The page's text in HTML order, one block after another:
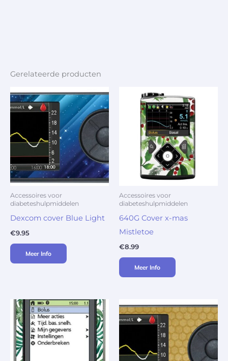
Gerelateerde producten
Accessoires voor
diabeteshulpmiddelen
Dexcom cover Blue Light
€9.95
Meer Info
Accessoires voor
diabeteshulpmiddelen
640G Cover x-mas
Mistletoe
€8.99
Meer Info